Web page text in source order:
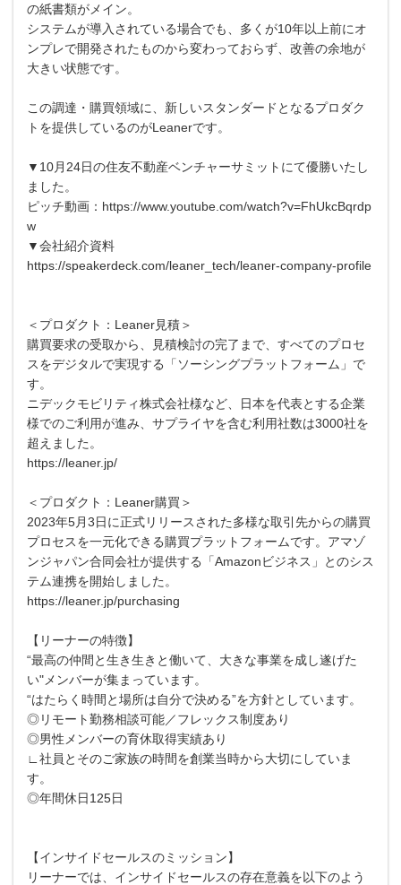
の紙書類がメイン。
システムが導入されている場合でも、多くが10年以上前にオ
ンプレで開発されたものから変わっておらず、改善の余地が
大きい状態です。
この調達・購買領域に、新しいスタンダードとなるプロダク
トを提供しているのがLeanerです。
▼10月24日の住友不動産ベンチャーサミットにて優勝いたし
ました。
ピッチ動画：https://www.youtube.com/watch?v=FhUkcBqrdp
w
▼会社紹介資料
https://speakerdeck.com/leaner_tech/leaner-company-profile
＜プロダクト：Leaner見積＞
購買要求の受取から、見積検討の完了まで、すべてのプロセ
スをデジタルで実現する「ソーシングプラットフォーム」で
す。
ニデックモビリティ株式会社様など、日本を代表とする企業
様でのご利用が進み、サプライヤを含む利用社数は3000社を
超えました。
https://leaner.jp/
＜プロダクト：Leaner購買＞
2023年5月3日に正式リリースされた多様な取引先からの購買
プロセスを一元化できる購買プラットフォームです。アマゾ
ンジャパン合同会社が提供する「Amazonビジネス」とのシス
テム連携を開始しました。
https://leaner.jp/purchasing
【リーナーの特徴】
“最高の仲間と生き生きと働いて、大きな事業を成し遂げた
い"メンバーが集まっています。
“はたらく時間と場所は自分で決める”を方針としています。
◎リモート勤務相談可能／フレックス制度あり
◎男性メンバーの育休取得実績あり
∟社員とそのご家族の時間を創業当時から大切にしていま
す。
◎年間休日125日
【インサイドセールスのミッション】
リーナーでは、インサイドセールスの存在意義を以下のよう